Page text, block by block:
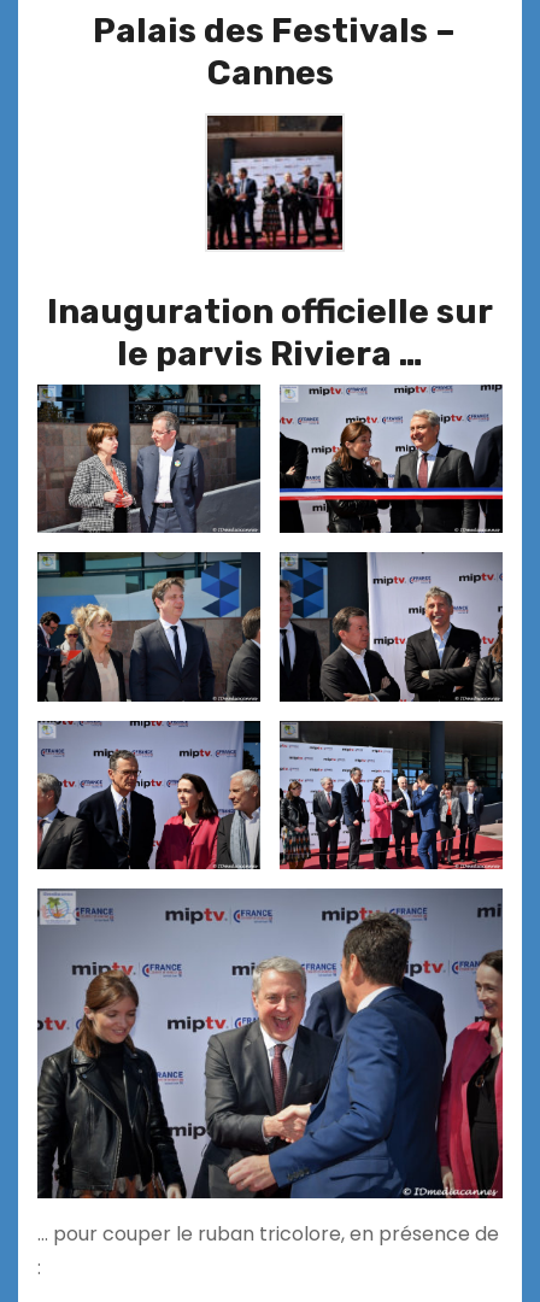
Palais des Festivals –
Cannes
Inauguration officielle sur
le parvis Riviera …
… pour couper le ruban tricolore, en présence de
: